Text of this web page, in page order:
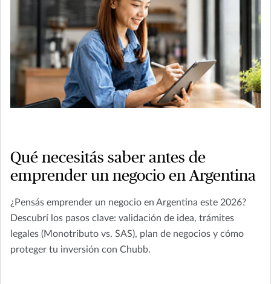
Qué necesitás saber antes de
emprender un negocio en Argentina
¿Pensás emprender un negocio en Argentina este 2026?
Descubrí los pasos clave: validación de idea, trámites
legales (Monotributo vs. SAS), plan de negocios y cómo
proteger tu inversión con Chubb.